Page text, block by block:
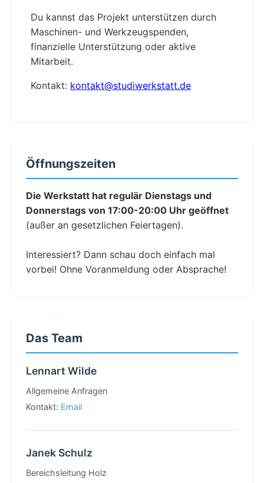
Du kannst das Projekt unterstützen durch
Maschinen- und Werkzeugspenden,
finanzielle Unterstützung oder aktive
Mitarbeit.
Kontakt: kontakt@studiwerkstatt.de
Öffnungszeiten
Die Werkstatt hat regulär Dienstags und
Donnerstags von 17:00-20:00 Uhr geöffnet
(außer an gesetzlichen Feiertagen).
Interessiert? Dann schau doch einfach mal
vorbei! Ohne Voranmeldung oder Absprache!
Das Team
Lennart Wilde
Allgemeine Anfragen
Kontakt: Email
Janek Schulz
Bereichsleitung Holz